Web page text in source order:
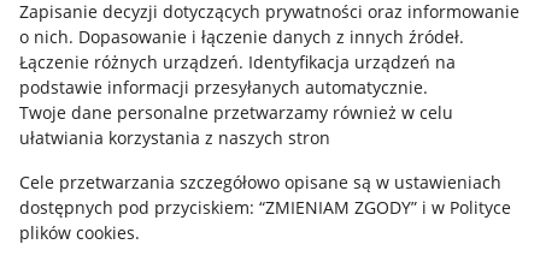
Zapisanie decyzji dotyczących prywatności oraz informowanie
o nich. Dopasowanie i łączenie danych z innych źródeł.
Łączenie różnych urządzeń. Identyfikacja urządzeń na
podstawie informacji przesyłanych automatycznie.
Twoje dane personalne przetwarzamy również w celu
ułatwiania korzystania z naszych stron
Cele przetwarzania szczegółowo opisane są w ustawieniach
dostępnych pod przyciskiem: “ZMIENIAM ZGODY” i w Polityce
plików cookies.
Regulamin
Polityka plików "cookies"
Ustawienia plików "cookies"
Udostępnianie lokalizacji
Informacje dla Aktu o Usługach Cyfrowych